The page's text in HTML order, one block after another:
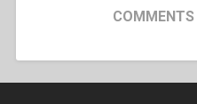
COMMENTS